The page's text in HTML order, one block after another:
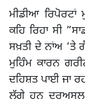
ਮੀਡੀਆ ਰਿਪੋਰਟਾਂ
ਕਹਿ ਰਿਹਾ ਸੀ
ਸਖ਼ਤੀ ਦੇ ਨਾਂਅ ‘ਤੇ
ਮੁਹਿੰਮ ਕਾਰਨ
ਦਹਿਸ਼ਤ ਪਾਈ ਜਾ
ਲੱਗੇ ਹਨ ਦਰਅਸਲ